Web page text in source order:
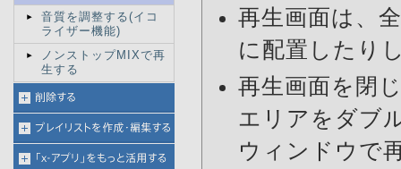
再生画面は、
に配置したり
再生画面を閉
エリアをダブ
ウィンドウで
音質を調整する(イコ
ライザー機能)
ノンストップMIXで再
生する